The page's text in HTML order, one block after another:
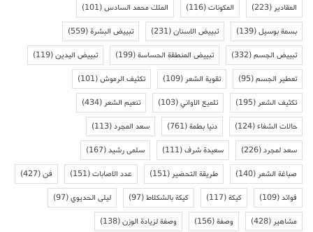
المقادير(223) المكونات(116) الملك محمد السادس(101)
بسمة بوسيل(139) تبييض الاسنان(231) تبييض البشرة(559)
تبييض الجسم(332) تبييض المنطقة الحساسة(199) تبييض اليدين(119)
تعطير الجسم(95) تقوية الشعر(109) تكثيف الرموش(101)
تكثيف الشعر(195) تلميع الاواني(103) تنعيم الشعر(434)
حالات الشفاء(124) دنيا بطمة(761) سعد المجرد(113)
سعد لمجرد(226) سعيدة شرف(111) سلمى رشيد(167)
صباغة الشعر(140) طريقة التحضير(151) عدد الاصابات(151) فن(427)
فوائد(109) كيكة(117) كيكة بالشكلاط(97) ليلى الحديوي(97)
مشاهير(428) وصفة(156) وصفة لزيادة الوزن(138)